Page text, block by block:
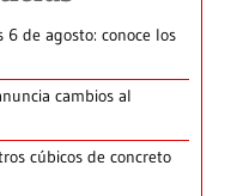
6 de agosto: conoce los
cambios al
cúbicos de concreto